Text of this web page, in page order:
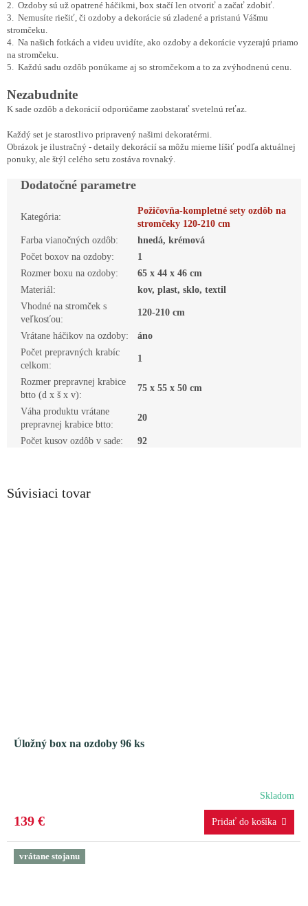
Súvisiaci tovar
Úložný box na ozdoby 96 ks
Skladom
139 €
vrátane stojanu
2. Ozdoby sú už opatrené háčikmi, box stačí len otvoriť a začať zdobiť.
3. Nemusíte riešiť, či ozdoby a dekorácie sú zladené a pristanú Vášmu
stromčeku.
4. Na našich fotkách a videu uvidíte, ako ozdoby a dekorácie vyzerajú priamo
na stromčeku.
5. Každú sadu ozdôb ponúkame aj so stromčekom a to za zvýhodnenú cenu.
Nezabudnite
K sade ozdôb a dekorácií odporúčame zaobstarať svetelnú reťaz.
Každý set je starostlivo pripravený našimi dekoratérmi.
Obrázok je ilustračný - detaily dekorácií sa môžu mierne líšiť podľa aktuálnej
ponuky, ale štýl celého setu zostáva rovnaký.
Dodatočné parametre
Kategória:
Požičovňa-kompletné sety ozdôb na
stromčeky 120-210 cm
Farba vianočných ozdôb:
hnedá, krémová
Počet boxov na ozdoby:
1
Rozmer boxu na ozdoby:
65 x 44 x 46 cm
Materiál :
kov, plast, sklo, textil
Vhodné na stromček s
veľkosťou:
120-210 cm
Vrátane háčikov na ozdoby:
áno
Počet prepravných krabíc
celkom:
1
Rozmer prepravnej krabice
btto (d x š x v):
75 x 55 x 50 cm
Váha produktu vrátane
prepravnej krabice btto:
20
Počet kusov ozdôb v sade: 92